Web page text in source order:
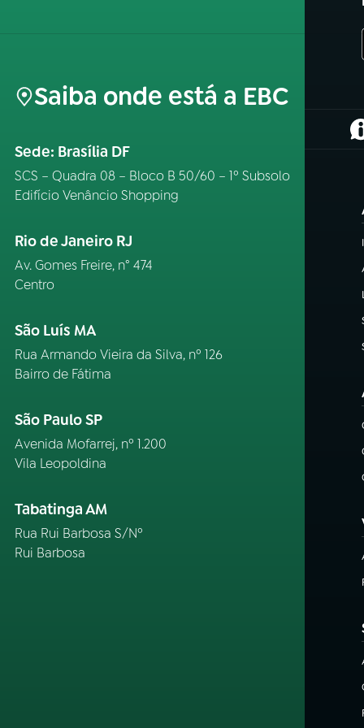
Saiba onde está a EBC
Sede: Brasília DF
SCS – Quadra 08 – Bloco B 50/60 – 1º Subsolo
Edifício Venâncio Shopping
Rio de Janeiro RJ
Av. Gomes Freire, n° 474
Centro
São Luís MA
Rua Armando Vieira da Silva, nº 126
Bairro de Fátima
São Paulo SP
Avenida Mofarrej, nº 1.200
Vila Leopoldina
Tabatinga AM
Rua Rui Barbosa S/Nº
Rui Barbosa